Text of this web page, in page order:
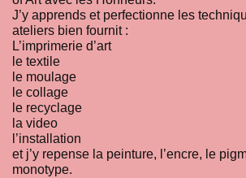
J’y apprends et perfectionne les
ateliers bien fournit :
L’imprimerie d’art
le textile
le moulage
le collage
le recyclage
la video
l’installation
et j’y repense la peinture, l’encre, le
monotype.